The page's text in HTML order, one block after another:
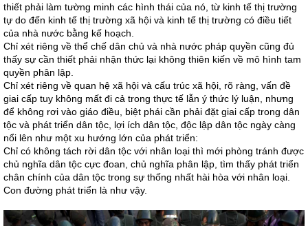
thiết phải làm tường minh các hình thái của nó, từ kinh tế thị trường
tự do đến kinh tế thị trường xã hội và kinh tế thị trường có điều tiết
của nhà nước bằng kế hoạch.
Chỉ xét riêng về thể chế dân chủ và nhà nước pháp quyền cũng đủ
thấy sự cần thiết phải nhận thức lại không thiên kiến về mô hình tam
quyền phân lập.
Chỉ xét riêng về quan hệ xã hội và cấu trúc xã hội, rõ ràng, vấn đề
giai cấp tuy không mất đi cả trong thực tế lẫn ý thức lý luận, nhưng
để không rơi vào giáo điều, biệt phái cần phải đặt giai cấp trong dân
tộc và phát triển dân tộc, lợi ích dân tộc, độc lập dân tộc ngày càng
nổi lên như một xu hướng lớn của phát triển:
Chỉ có không tách rời dân tộc với nhân loại thì mới phòng tránh được
chủ nghĩa dân tộc cực đoan, chủ nghĩa phân lập, tìm thấy phát triển
chân chính của dân tộc trong sự thống nhất hài hòa với nhân loại.
Con đường phát triển là như vậy.